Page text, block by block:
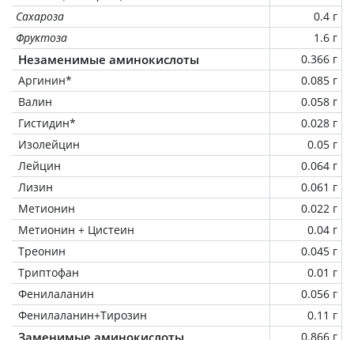
Сахароза
0.4 г
Фруктоза
1.6 г
Незаменимые аминокислоты
0.366 г
Аргинин*
0.085 г
Валин
0.058 г
Гистидин*
0.028 г
Изолейцин
0.05 г
Лейцин
0.064 г
Лизин
0.061 г
Метионин
0.022 г
Метионин + Цистеин
0.04 г
Треонин
0.045 г
Триптофан
0.01 г
Фенилаланин
0.056 г
Фенилаланин+Тирозин
0.11 г
Заменимые аминокислоты 0.866 г